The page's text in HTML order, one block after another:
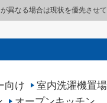
異なる場合は現状を優先させて
向け
室内洗濯機置場